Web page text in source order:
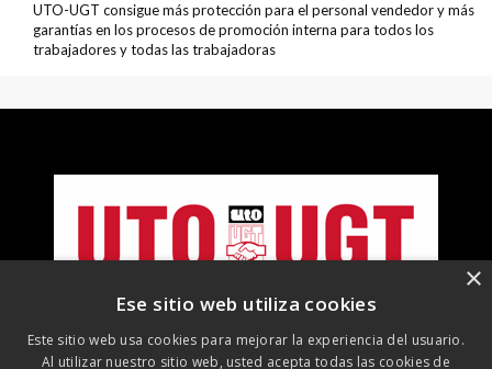
UTO-UGT consigue más protección para el personal vendedor y más
garantías en los procesos de promoción interna para todos los
trabajadores y todas las trabajadoras
×
Ese sitio web utiliza cookies
Este sitio web usa cookies para mejorar la experiencia del usuario.
Al utilizar nuestro sitio web, usted acepta todas las cookies de